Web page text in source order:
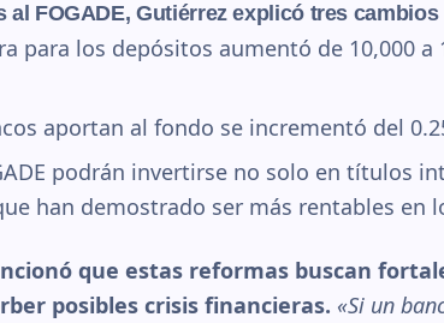
al FOGADE, Gutiérrez explicó tres
para los depósitos aumentó de 10,000
aportan al fondo se incrementó del
podrán invertirse no solo en títulos
han demostrado ser más rentables en
que estas reformas buscan
posibles crisis financieras. «Si un